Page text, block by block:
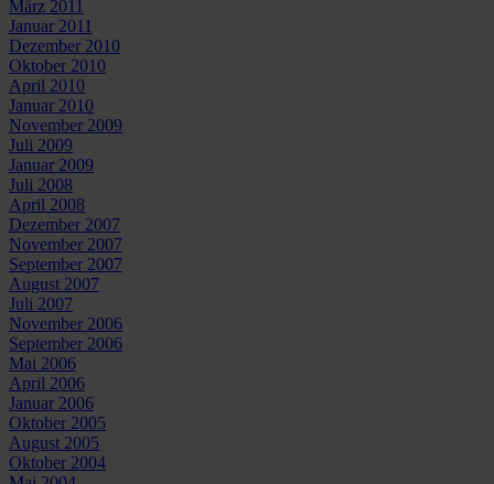
März 2011
Januar 2011
Dezember 2010
Oktober 2010
April 2010
Januar 2010
November 2009
Juli 2009
Januar 2009
Juli 2008
April 2008
Dezember 2007
November 2007
September 2007
August 2007
Juli 2007
November 2006
September 2006
Mai 2006
April 2006
Januar 2006
Oktober 2005
August 2005
Oktober 2004